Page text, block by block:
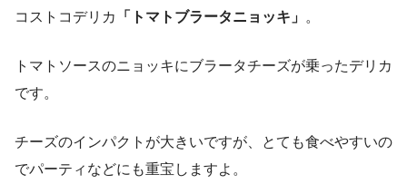
コストコデリカ 「トマトブラータニョッキ」 。
トマトソースのニョッキにブラータチーズが乗ったデリカ
です。
チーズのインパクトが大きいですが、とても食べやすいの
でパーティなどにも重宝しますよ。